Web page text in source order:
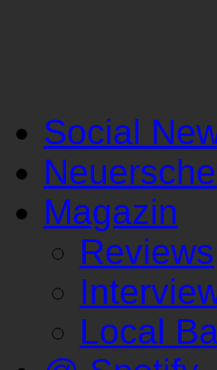
Social
Magazin
Reviews
Local